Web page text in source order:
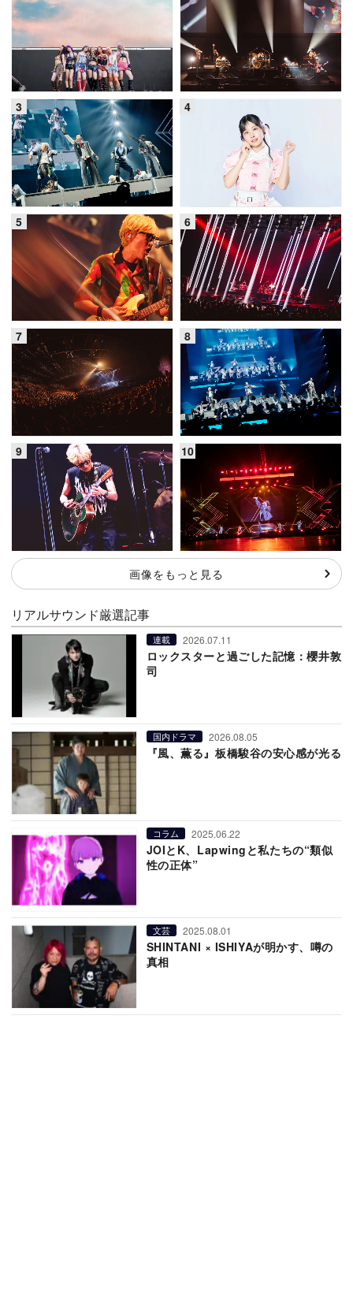
画像をもっと見る
リアルサウンド厳選記事
連載 2026.07.11
ロックスターと過ごした記憶：櫻井敦
司
国内ドラマ 2026.08.05
『風、薫る』板橋駿谷の安心感が光る
コラム 2025.06.22
JOIとK、Lapwingと私たちの“類似
性の正体”
文芸 2025.08.01
SHINTANI × ISHIYAが明かす、噂の
真相